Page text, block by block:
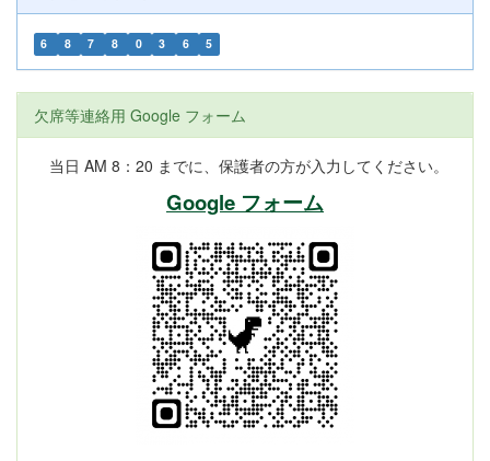
6 8 7 8 0 3 6 5
欠席等連絡用 Google フォーム
当日 AM 8：20 までに、保護者の方が入力してください。
Google フォーム